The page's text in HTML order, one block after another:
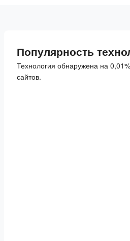
Популярность
Технология обнаружена на
сайтов.